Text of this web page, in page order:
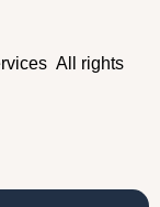
All rights